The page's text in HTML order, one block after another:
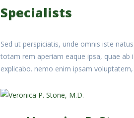
Specialists
Sed ut perspiciatis, unde omnis iste
totam rem aperiam eaque ipsa, quae
explicabo. nemo enim ipsam